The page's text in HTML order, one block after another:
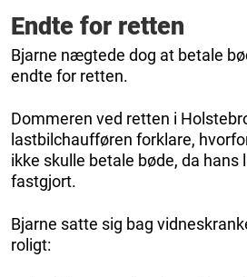
Endte for retten
Bjarne nægtede dog at betale
endte for retten.
Dommeren ved retten i
lastbilchaufføren forklare,
ikke skulle betale bøde, da hans
fastgjort.
Bjarne satte sig bag
roligt: